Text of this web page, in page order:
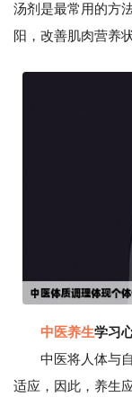
汤剂是最常用的方
阳，改善肌肉营养
中医养生学习
中医将人体与自
适应，因此，养生